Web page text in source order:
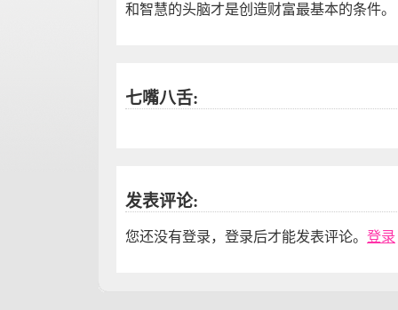
和智慧的头脑才是创造财富最基本的条件。
七嘴八舌:
发表评论:
您还没有登录，登录后才能发表评论。 登录